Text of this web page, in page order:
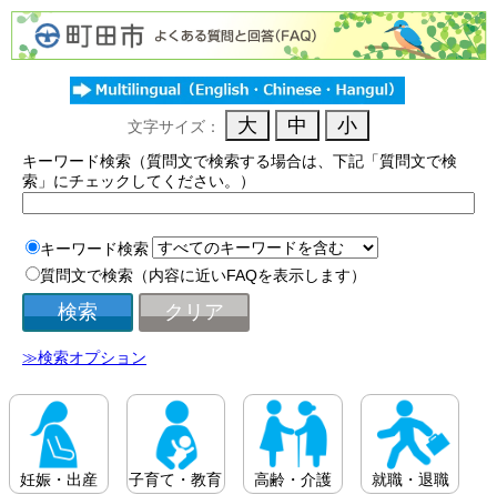
文字サイズ：
キーワード検索（質問文で検索する場合は、下記「質問文で検
索」にチェックしてください。）
キーワード検索
質問文で検索（内容に近いFAQを表示します）
≫検索オプション
妊娠・出産 子育て・教育 高齢・介護 就職・退職